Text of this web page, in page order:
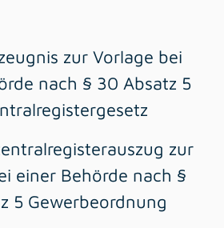
zur Vorlage bei
nach § 30 Absatz 5
zur
einer Behörde nach §
5 Gewerbeordnung